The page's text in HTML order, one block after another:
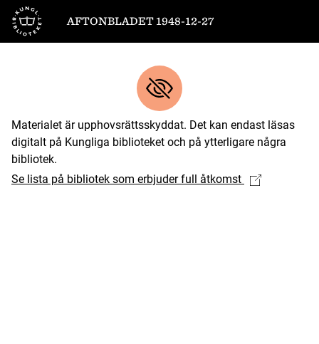
Till startsidan
AFTONBLADET 1948-12-27
Materialet är upphovsrättsskyddat. Det kan endast läsas
digitalt på Kungliga biblioteket och på ytterligare några
bibliotek.
Se lista på bibliotek som erbjuder full åtkomst